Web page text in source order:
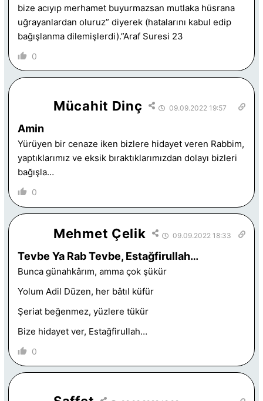
bize acıyıp merhamet buyurmazsan mutlaka hüsrana
uğrayanlardan oluruz” diyerek (hatalarını kabul edip
bağışlanma dilemişlerdi).”Araf Suresi 23
0
Mücahit Dinç 09.09.2022 19:57
Amin
Yürüyen bir cenaze iken bizlere hidayet veren Rabbim,
yaptıklarımız ve eksik bıraktıklarımızdan dolayı bizleri
bağışla…
0
Mehmet Çelik 09.09.2022 18:33
Tevbe Ya Rab Tevbe, Estağfirullah…
Bunca günahkârım, amma çok şükür
Yolum Adil Düzen, her bâtıl küfür
Şeriat beğenmez, yüzlere tükür
Bize hidayet ver, Estağfirullah…
0